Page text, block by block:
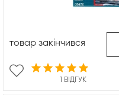
1 ВІДГУК
товар закінчився